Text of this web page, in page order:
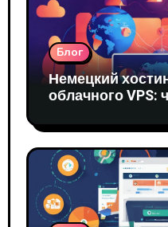
Блог
Немецкий
облачного VPS: